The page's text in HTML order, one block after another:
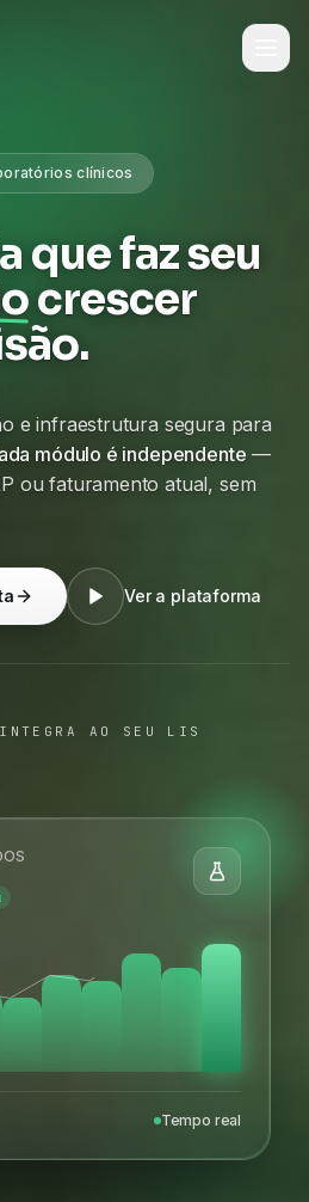
clínicos
que faz seu
crescer
e infraestrutura segura para
módulo é independente —
ou faturamento atual, sem
Ver a plataforma
INTEGRA AO SEU LIS
Tempo real